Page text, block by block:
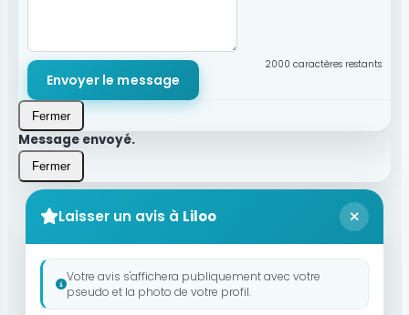
2000 caractères restants
Envoyer le message
Fermer
Message envoyé.
Fermer
Laisser un avis à Liloo
Votre avis s'affichera publiquement avec votre
pseudo et la photo de votre profil.